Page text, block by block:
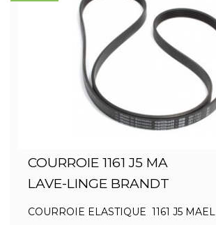
COURROIE 1161 J5 MA
LAVE-LINGE BRANDT
COURROIE ELASTIQUE 1161 J5 MAEL